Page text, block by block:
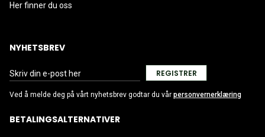
Her finner du oss
NYHETSBREV
REGISTRER
Ved å melde deg på vårt nyhetsbrev godtar du vår personvernerklæring
BETALINGSALTERNATIVER